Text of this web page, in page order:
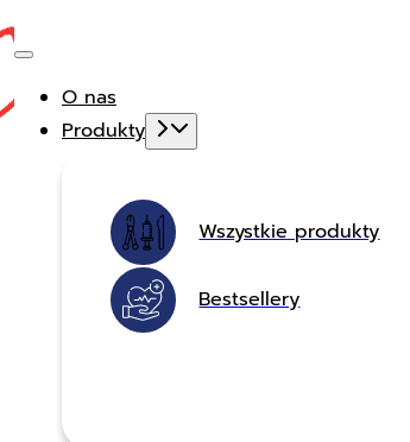
O nas
Produkty
Wszystkie produkty
Bestsellery